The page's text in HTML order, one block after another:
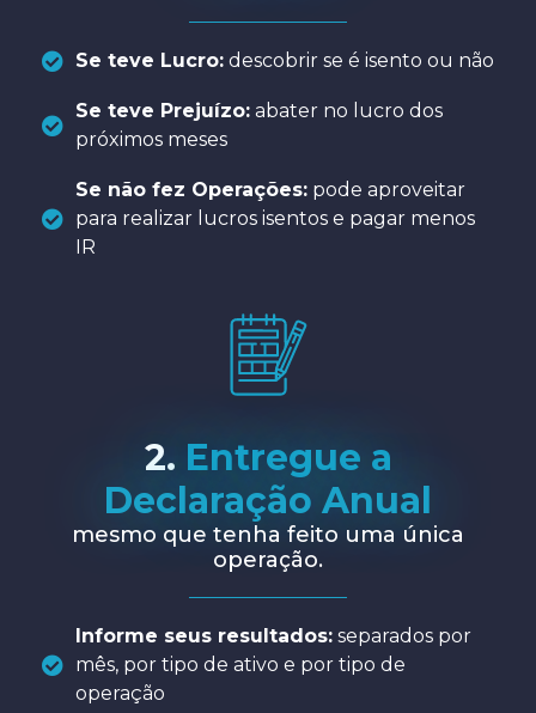
Se teve Lucro:descobrir se é isento ou não
Se teve Prejuízo:abater no lucro dos
próximos meses
Se não fez Operações:pode aproveitar
para realizar lucros isentos e pagar menos
IR
2. Entregue a
Declaração Anual
mesmo que tenha feito uma única
operação.
Informe seus resultados:separados por
mês, por tipo de ativo e por tipo de
operação